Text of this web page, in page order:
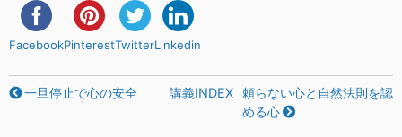
FacebookPinterestTwitterLinkedin
一旦停止で心の安全 講義INDEX
頼らない心と自然法則を認
める心